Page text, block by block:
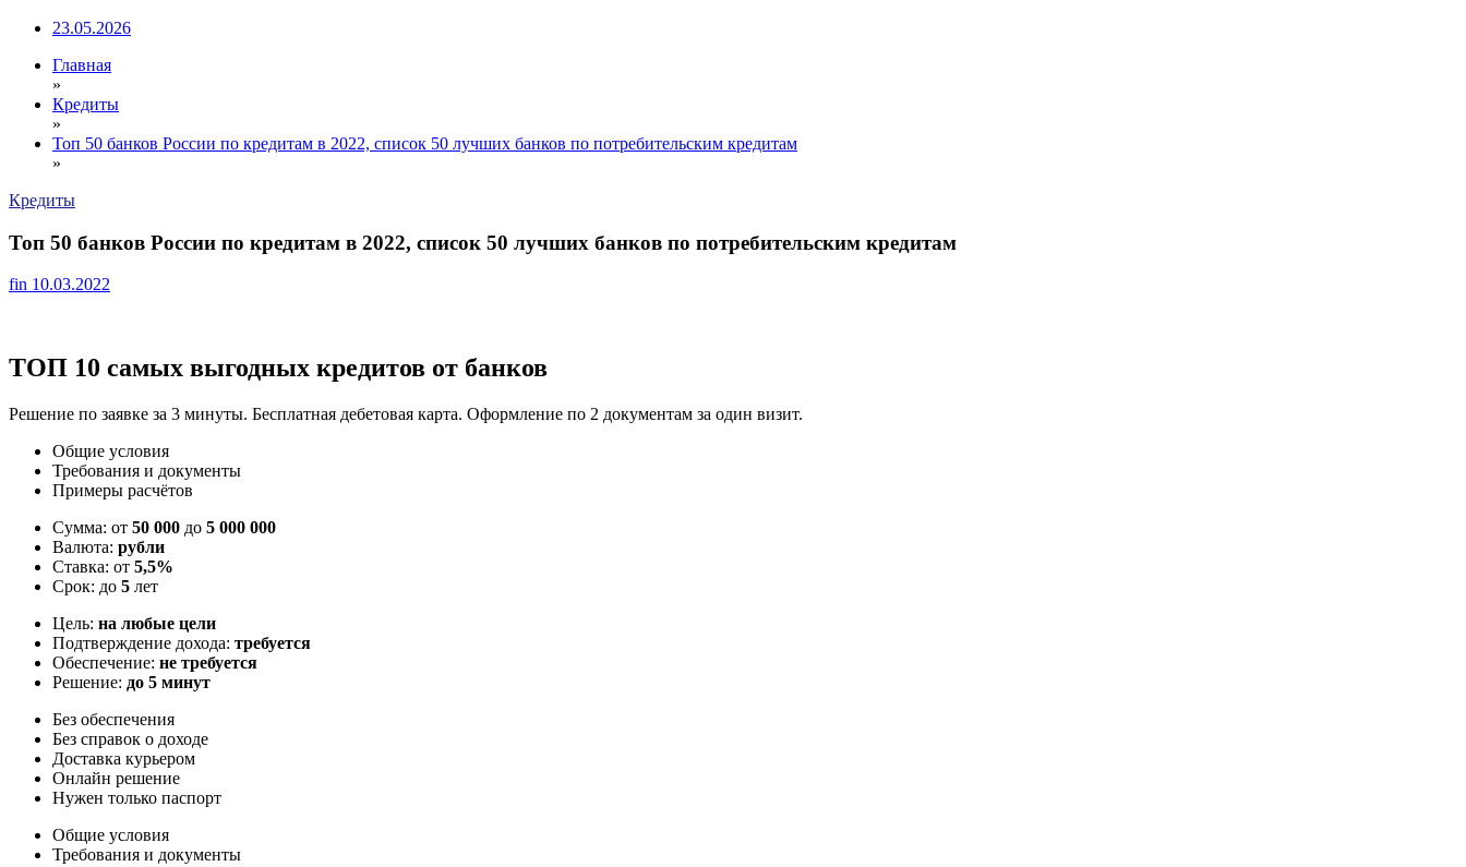
23.05.2026
Главная
»
Кредиты
»
Топ 50 банков России по кредитам в 2022, список 50 лучших банков по потребительским кредитам
»
Кредиты
Топ 50 банков России по кредитам в 2022, список 50 лучших банков по потребительским кредитам
fin 10.03.2022
ТОП 10 самых выгодных кредитов от банков
Решение по заявке за 3 минуты. Бесплатная дебетовая карта. Оформление по 2 документам за один визит.
Общие условия
Требования и документы
Примеры расчётов
Сумма: от 50 000 до 5 000 000
Валюта: рубли
Ставка: от 5,5%
Срок: до 5 лет
Цель: на любые цели
Подтверждение дохода: требуется
Обеспечение: не требуется
Решение: до 5 минут
Без обеспечения
Без справок о доходе
Доставка курьером
Онлайн решение
Нужен только паспорт
Общие условия
Требования и документы